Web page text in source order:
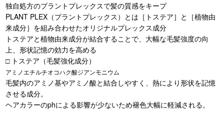
独自処方のプラントプレックスで髪の質感をキープ
PLANT PLEX（プラントプレックス）とは［トステア］と［植物由
来成分］を組み合わせたオリジナルプレックス成分
トステアと植物由来成分が結合することで、大幅な毛髪強度の向
上、形状記憶の効力を高める
□ トステア（毛髪強化成分）
アミノエチルチオコハク酸ジアンモニウム
毛髪内のアミノ基やアミノ酸と結合しやすく、熱により形状を記憶
させる成分。
ヘアカラーのphによる影響が少ないため褪色大幅に軽減される。